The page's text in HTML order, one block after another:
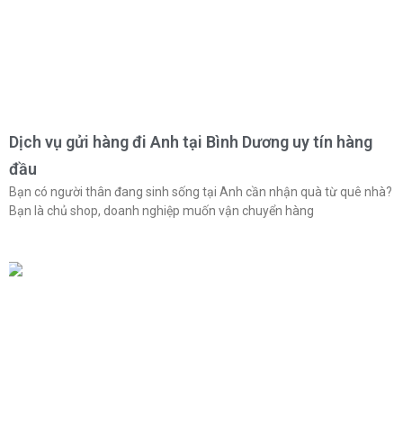
Dịch vụ gửi hàng đi Anh tại Bình Dương uy tín hàng
đầu
Bạn có người thân đang sinh sống tại Anh cần nhận quà từ quê nhà?
Bạn là chủ shop, doanh nghiệp muốn vận chuyển hàng